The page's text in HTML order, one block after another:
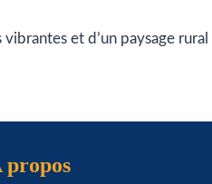
et d’un paysage
propos